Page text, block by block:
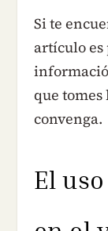
Si te
artículo es
que tomes
convenga.
El